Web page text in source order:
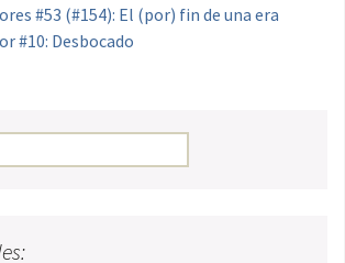
#53 (#154): El (por) fin de una era
#10: Desbocado